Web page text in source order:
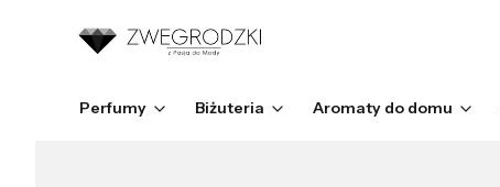
Perfumy Biżuteria Aromaty do domu